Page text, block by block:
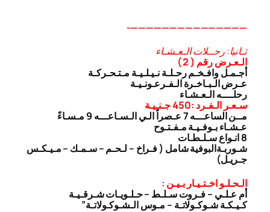
———————————————-
ثـانيا: رحــلات الـعـشـاء
الـعـرض رقم ( 2 )
أجـمـل وافـخـم رحـلـة نـيـلـيـة مـتـحـركـة
عـرض الـبـاخـرة الـفـرعـونـيـة
رحلــــه الـعـشـاء
سـعـر الـفـرد :450 جـنـيـة
مــن الساعـــه 7 عـصراً الـي الـسـاعـــه 9 مـسـاءً
عـشـاء بـوفـيـة مـفـتـوح
8 انـواع سـلـطـات
شـوربـةالبوفية شامل ( فـراخ – لـحـم – سـمـك – مـيـكـس
جـريـل)
الـحـلـو اخـتـيـار بـيـن :
أم عـلـي – فـروت سـلـط – حـلـويـات شـرقـيـة
كـيـكـة شـوكـولاتـة – مـوس الـشـوكـولاتـة”